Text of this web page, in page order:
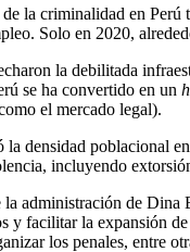
la criminalidad en
Solo en 2020,
la debilitada
se ha convertido en un
el mercado legal).
densidad poblacional
incluyendo
administración de
facilitar la expansión
los penales, entre